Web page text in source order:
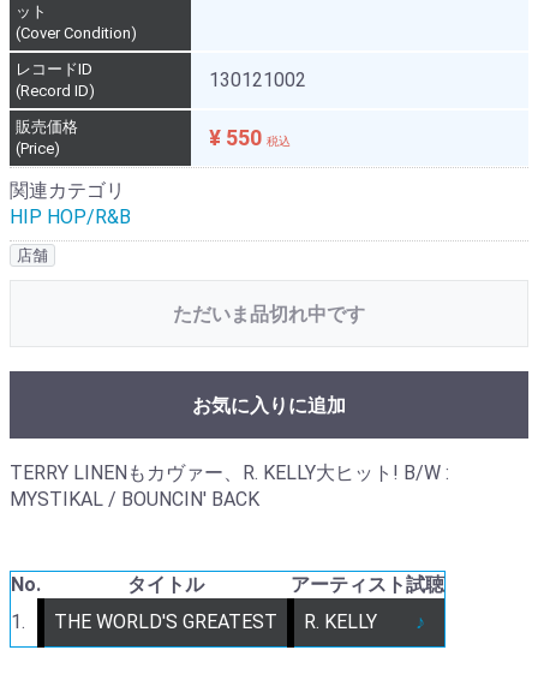
ット
(Cover Condition)
レコードID
(Record ID)
130121002
販売価格
(Price)
¥ 550 税込
関連カテゴリ
HIP HOP/R&B
店舗
ただいま品切れ中です
お気に入りに追加
TERRY LINENもカヴァー、R. KELLY大ヒット! B/W :
MYSTIKAL / BOUNCIN' BACK
No. タイトル アーティスト試聴
1.
THE WORLD'S GREATEST R. KELLY ♪